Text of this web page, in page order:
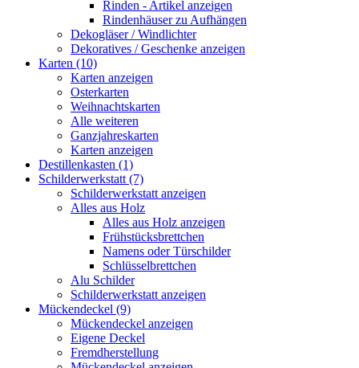
Rinden - Artikel anzeigen
Rindenhäuser zu Aufhängen
Dekogläser / Windlichter
Dekoratives / Geschenke anzeigen
Karten (10)
Karten anzeigen
Osterkarten
Weihnachtskarten
Alle weiteren
Ganzjahreskarten
Karten anzeigen
Destillenkasten (1)
Schilderwerkstatt (7)
Schilderwerkstatt anzeigen
Alles aus Holz
Alles aus Holz anzeigen
Frühstücksbrettchen
Namens oder Türschilder
Schlüsselbrettchen
Alu Schilder
Schilderwerkstatt anzeigen
Mückendeckel (9)
Mückendeckel anzeigen
Eigene Deckel
Fremdherstellung